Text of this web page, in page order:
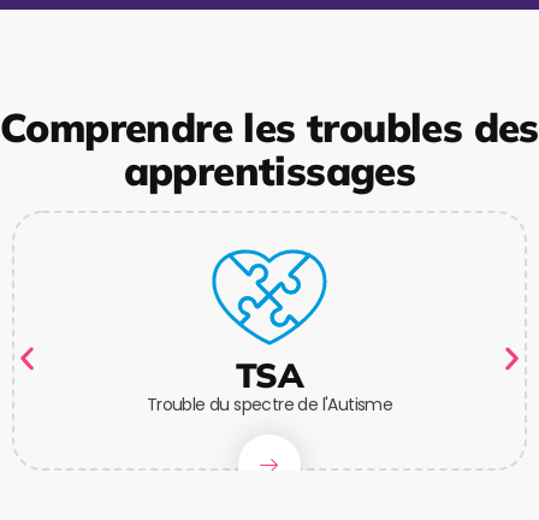
Comprendre les troubles des
apprentissages
TSA
Trouble du spectre de l'Autisme